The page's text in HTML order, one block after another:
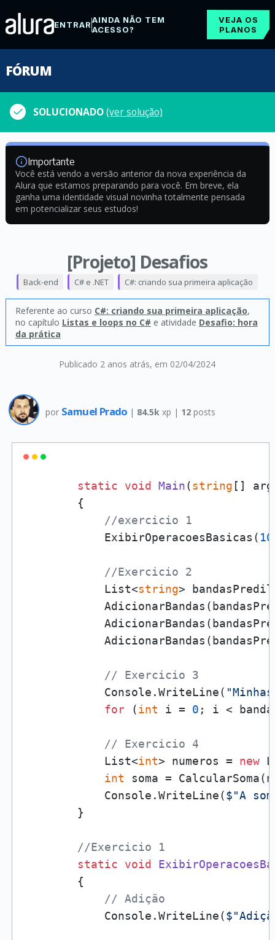
ENTRARAINDA NÃO TEM
ACESSO?
VEJA OS
PLANOS
FÓRUM
SOLUCIONADO(ver solução)
Importante
Você está vendo a versão anterior da nova experiência da
Alura que estamos preparando para você. Em breve, ela
ganha uma identidade visual novinha totalmente pensada
em potencializar seus estudos!
[Projeto] Desafios
Publicado 2 anos atrás, em 02/04/2024
Back-end C# e .NET C#: criando sua primeira aplicação
Referente ao curso C#: criando sua primeira aplicação,
no capítulo Listas e loops no C# e atividade Desafio: hora
da prática
por Samuel Prado | 84.5k xp | 12 posts
static void Main(string []
        {
//exercicio 1
            ExibirOperacoesBasicas(
//Exercicio 2
            List<
string>
// Exercicio 3
            Console.WriteLine(
for (int i = 0 ; i <
// Exercicio 4
            List<
int> numeros = new
int soma =
            Console.WriteLine(
$"A
        }
//Exercicio 1
static
void
        {
// Adição
            Console.WriteLine(